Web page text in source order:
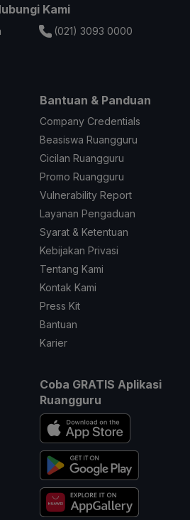
Kami
(021) 3093 0000
Bantuan & Panduan
Company Credentials
Beasiswa Ruangguru
Cicilan Ruangguru
Promo Ruangguru
Vulnerability Report
Layanan Pengaduan
Syarat & Ketentuan
Kebijakan Privasi
Tentang Kami
Kontak Kami
Press Kit
Bantuan
Karier
Coba GRATIS Aplikasi
Ruangguru